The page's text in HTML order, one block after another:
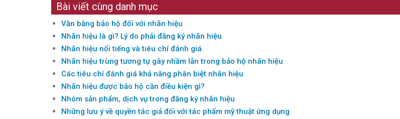
Bài viết cùng danh mục
Văn bằng bảo hộ đối với nhãn hiệu
Nhãn hiệu là gì? Lý do phải đăng ký nhãn hiệu
Nhãn hiệu nổi tiếng và tiêu chí đánh giá
Nhãn hiệu trùng tương tự gây nhầm lẫn trong bảo hộ nhãn hiệu
Các tiêu chí đánh giá khả năng phân biệt nhãn hiệu
Nhãn hiệu được bảo hộ cần điều kiện gì?
Nhóm sản phẩm, dịch vụ trong đăng ký nhãn hiệu
Những lưu ý về quyền tác giả đối với tác phẩm mỹ thuật ứng dụng